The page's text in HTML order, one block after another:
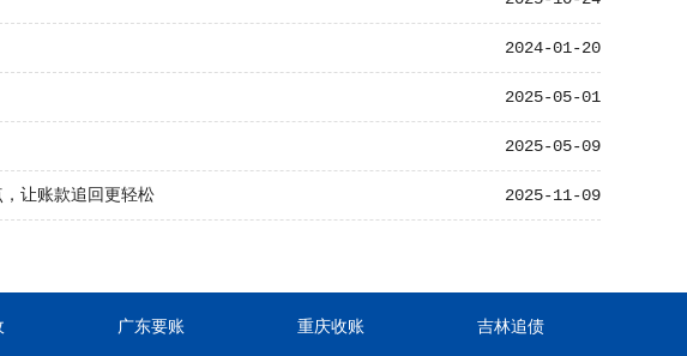
2024-01-20
2025-05-01
2025-05-09
2025-11-09
让账款追回更轻松
广东要账 重庆收账 吉林追债